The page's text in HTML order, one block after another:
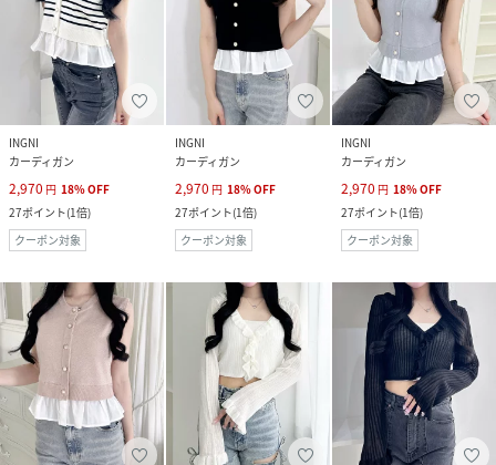
INGNI
カーディガン
2,970 円 18%OFF
27ポイント(1倍)
クーポン対象
INGNI
カーディガン
2,970 円 18%OFF
27ポイント(1倍)
クーポン対象
INGNI
カーディガン
2,970 円 18%OFF
27ポイント(1倍)
クーポン対象